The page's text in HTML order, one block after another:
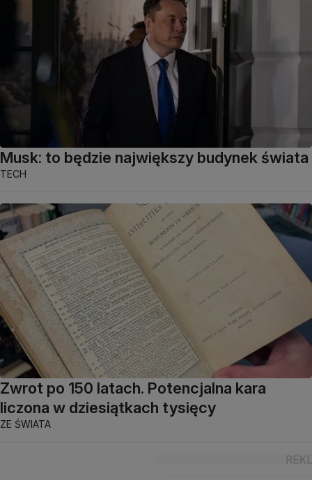
Musk: to będzie największy budynek świata
TECH
Zwrot po 150 latach. Potencjalna kara
liczona w dziesiątkach tysięcy
ZE ŚWIATA